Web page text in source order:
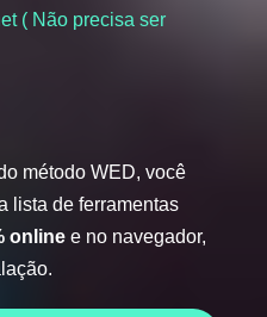
( Não precisa ser
método WED, você
lista de ferramentas
online e no navegador,